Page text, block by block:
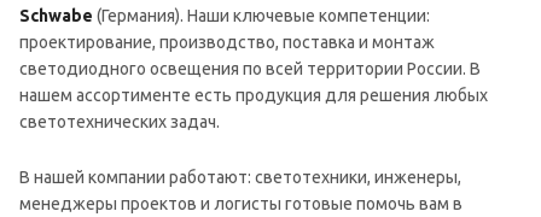
Schwabe (Германия). Наши ключевые компетенции:
проектирование, производство, поставка и монтаж
светодиодного освещения по всей территории России. В
нашем ассортименте есть продукция для решения любых
светотехнических задач.
В нашей компании работают: светотехники, инженеры,
менеджеры проектов и логисты готовые помочь вам в